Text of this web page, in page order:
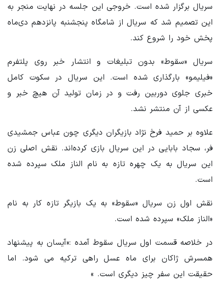
سریال برگزار شده است. خروجی این جلسه در نهایت منجر به
این تصمیم شد که سریال از شامگاه پنجشنبه پانزدهم دی‌ماه
پخش خود را شروع کند.
سریال «سقوط» بدون تبلیغات و انتشار خبر روی پلتفرم
«فیلیمو» بارگذاری شده است. این سریال در سکوت کامل
خبری جلوی دوربین رفت و در زمان تولید آن هیچ خبر و
عکسی از آن منتشر نشد.
علاوه بر حمید فرخ نژاد بازیگران دیگری چون عباس جمشیدی
فر، سجاد بابایی در این سریال بازی کرده‌اند. نقش اصلی زن
این سریال به یک چهره تازه به نام الناز ملک سپرده شده
است.
نقش اول زن سریال «سقوط» به یک بازیگر تازه کار به نام
«الناز ملک» سپرده شده است.
در خلاصه قسمت اول سریال سقوط آمده :«آیسان به پیشنهاد
همسرش ژاکان برای ماه عسل راهی ترکیه می شود. اما
حقیقت این سفر چیز دیگری است. »